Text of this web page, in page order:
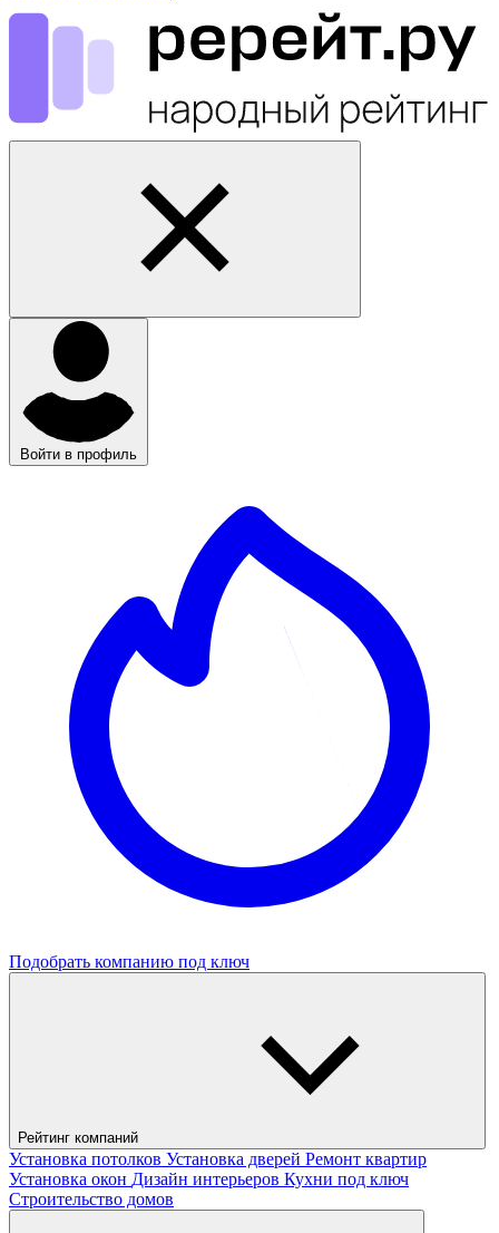
Войти в профиль
Подобрать компанию под ключ
Рейтинг компаний
Установка потолков Установка дверей Ремонт квартир
Установка окон Дизайн интерьеров Кухни под ключ
Строительство домов